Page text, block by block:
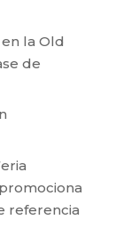
la Old
de
referencia